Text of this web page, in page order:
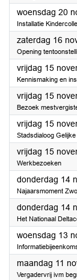
woensdag 20
Installatie
zaterdag 16
Opening
vrijdag 15
Kennismaking en
vrijdag 15
Bezoek
vrijdag 15
Stadsdialoog
vrijdag 15
Werkbezoeken
donderdag 14
Najaarsmoment
donderdag 14
Het Nationaal
woensdag 13
maandag 11
Vergadervrij ivm